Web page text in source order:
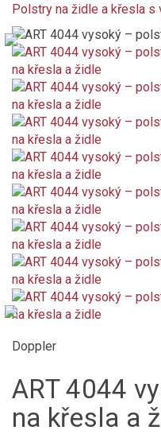
Polstry na židle a křesla s
Doppler
ART 4044
na křesla a